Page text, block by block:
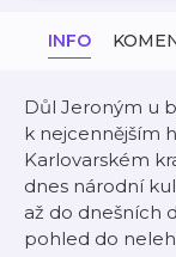
INFO
Důl Jeroným u
k nejcennějším
Karlovarském
dnes národní
až do dnešních
pohled do